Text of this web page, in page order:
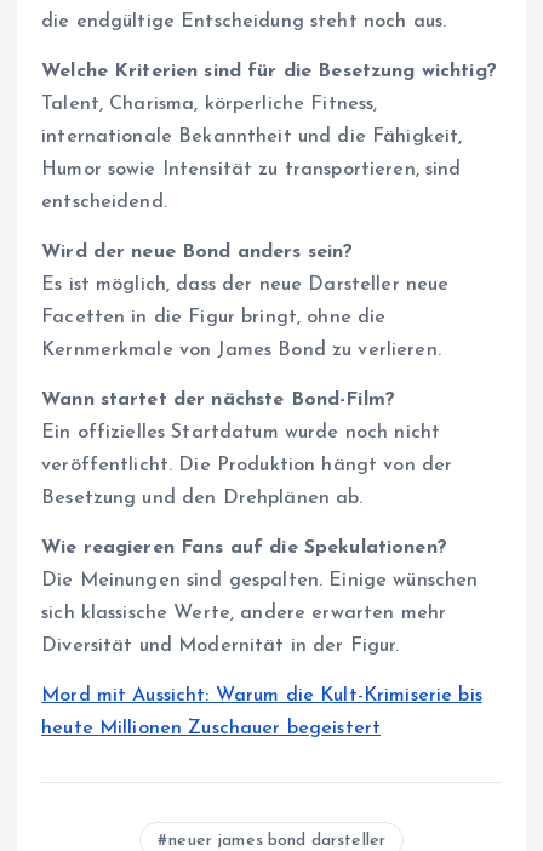
die endgültige Entscheidung steht noch aus.
Welche Kriterien sind für die Besetzung wichtig?
Talent, Charisma, körperliche Fitness,
internationale Bekanntheit und die Fähigkeit,
Humor sowie Intensität zu transportieren, sind
entscheidend.
Wird der neue Bond anders sein?
Es ist möglich, dass der neue Darsteller neue
Facetten in die Figur bringt, ohne die
Kernmerkmale von James Bond zu verlieren.
Wann startet der nächste Bond-Film?
Ein offizielles Startdatum wurde noch nicht
veröffentlicht. Die Produktion hängt von der
Besetzung und den Drehplänen ab.
Wie reagieren Fans auf die Spekulationen?
Die Meinungen sind gespalten. Einige wünschen
sich klassische Werte, andere erwarten mehr
Diversität und Modernität in der Figur.
Mord mit Aussicht: Warum die Kult-Krimiserie bis
heute Millionen Zuschauer begeistert
neuer james bond darsteller